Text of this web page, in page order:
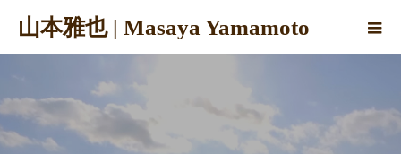
山本雅也 | Masaya Yamamoto